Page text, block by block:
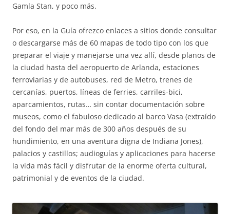
Gamla Stan, y poco más.
Por eso, en la Guía ofrezco enlaces a sitios donde consultar
o descargarse más de 60 mapas de todo tipo con los que
preparar el viaje y manejarse una vez allí, desde planos de
la ciudad hasta del aeropuerto de Arlanda, estaciones
ferroviarias y de autobuses, red de Metro, trenes de
cercanías, puertos, líneas de ferries, carriles-bici,
aparcamientos, rutas… sin contar documentación sobre
museos, como el fabuloso dedicado al barco Vasa (extraído
del fondo del mar más de 300 años después de su
hundimiento, en una aventura digna de Indiana Jones),
palacios y castillos; audioguías y aplicaciones para hacerse
la vida más fácil y disfrutar de la enorme oferta cultural,
patrimonial y de eventos de la ciudad.